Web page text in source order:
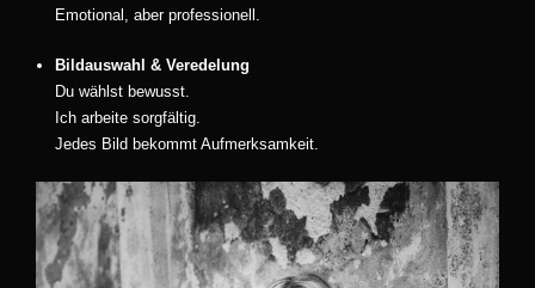
Emotional, aber professionell.
Bildauswahl & Veredelung
Du wählst bewusst.
Ich arbeite sorgfältig.
Jedes Bild bekommt Aufmerksamkeit.